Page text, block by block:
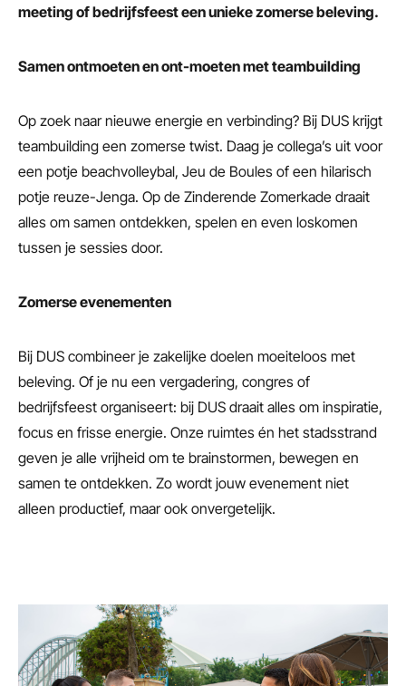
meeting of bedrijfsfeest een unieke zomerse beleving.
Samen ontmoeten en ont-moeten met teambuilding
Op zoek naar nieuwe energie en verbinding? Bij DUS krijgt
teambuilding een zomerse twist. Daag je collega’s uit voor
een potje beachvolleybal, Jeu de Boules of een hilarisch
potje reuze-Jenga. Op de Zinderende Zomerkade draait
alles om samen ontdekken, spelen en even loskomen
tussen je sessies door.
Zomerse evenementen
Bij DUS combineer je zakelijke doelen moeiteloos met
beleving. Of je nu een vergadering, congres of
bedrijfsfeest organiseert: bij DUS draait alles om inspiratie,
focus en frisse energie. Onze ruimtes én het stadsstrand
geven je alle vrijheid om te brainstormen, bewegen en
samen te ontdekken. Zo wordt jouw evenement niet
alleen productief, maar ook onvergetelijk.